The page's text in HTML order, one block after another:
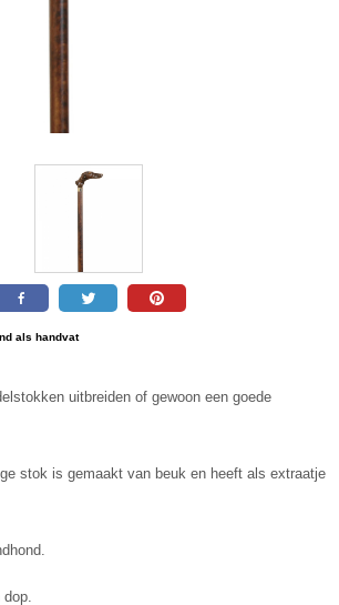
als handvat
uitbreiden of gewoon een goede
stok is gemaakt van beuk en heeft als extraatje
dop.